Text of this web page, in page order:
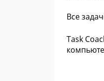
Все
Task